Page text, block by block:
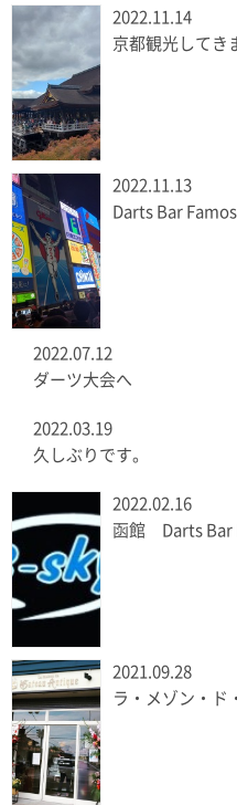
2022.11.14
京都観光してき
2022.11.13
Darts Bar
2022.07.12
ダーツ大会へ
2022.03.19
久しぶりです。
2022.02.16
函館 Darts Bar
2021.09.28
ラ・メゾン・ド